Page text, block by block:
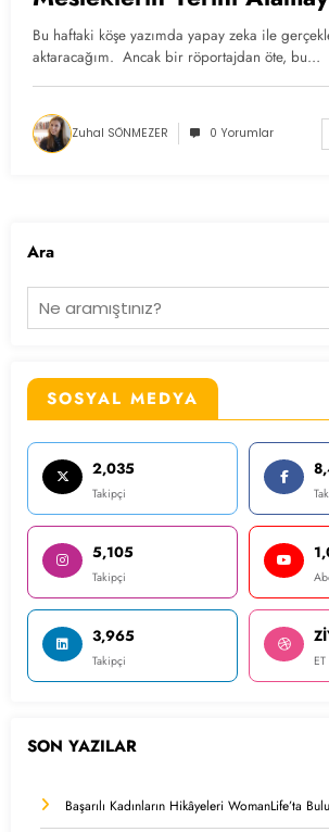
Diye Soruldu
Bu haftaki köşe yazımda yapay zeka ile
aktaracağım. Ancak bir röportajdan öte, bu…
Zuhal SÖNMEZER 0 Yorumlar
Ara
SOSYAL MEDYA
2,035
Takipçi
5,105
Takipçi
3,965
Takipçi ET
SON YAZILAR
Başarılı Kadınların Hikâyeleri WomanLife’ta